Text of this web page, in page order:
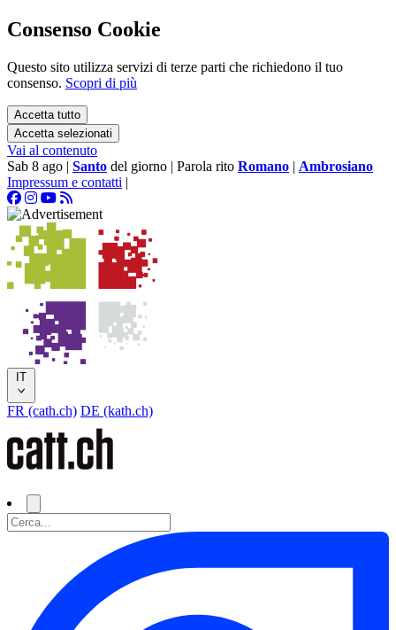
Consenso Cookie
Questo sito utilizza servizi di terze parti che richiedono il tuo
consenso. Scopri di più
Accetta tutto
Accetta selezionati
Vai al contenuto
Sab 8 ago | Santo del giorno | Parola rito Romano | Ambrosiano
Impressum e contatti |
IT
FR (cath.ch) DE (kath.ch)